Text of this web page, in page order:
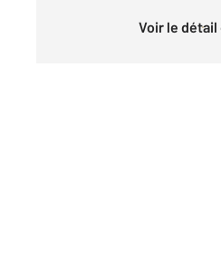
Voir le